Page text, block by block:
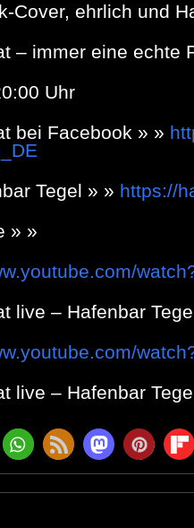
Cover, ehrlich und
– immer eine echte
Uhr
bei Facebook » »
Tegel » » https://
» »
live – Hafenbar
live – Hafenbar